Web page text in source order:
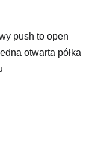
push to open
otwarta półka